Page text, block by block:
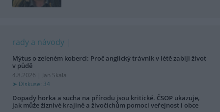
rady a návody
Mýtus o zeleném koberci: Proč anglický trávník v létě zabíjí život
v půdě
4.8.2026 | Jan Skala
Diskuse: 34
Dopady horka a sucha na přírodu jsou kritické. ČSOP ukazuje,
jak může žíznivé krajině a živočichům pomoci veřejnost i obce